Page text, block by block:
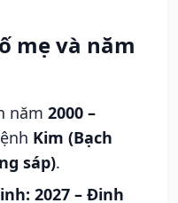
mẹ và năm
năm 2000 –
Kim (Bạch
sáp).
2027 – Đinh